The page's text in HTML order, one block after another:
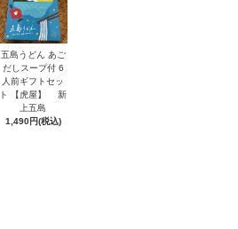
五島うどん あご
だしスープ付 6
人前ギフトセッ
ト 【虎屋】 新
上五島
1,490円(税込)